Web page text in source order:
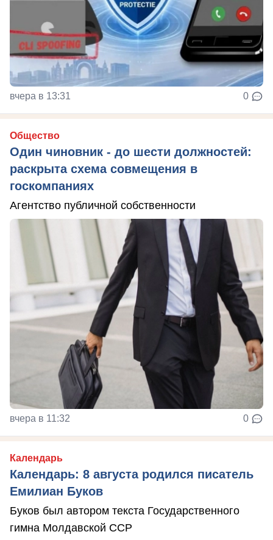
вчера в 13:31 0
Общество
Один чиновник - до шести должностей:
раскрыта схема совмещения в
госкомпаниях
Агентство публичной собственности
вчера в 11:32 0
Календарь
Календарь: 8 августа родился писатель
Емилиан Буков
Буков был автором текста Государственного
гимна Молдавской ССР